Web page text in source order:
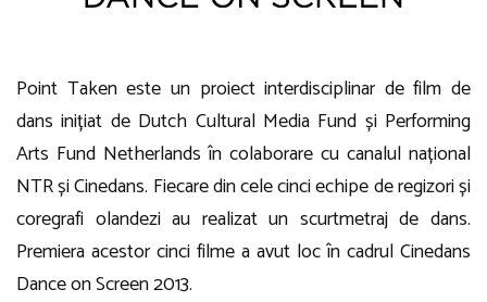
Point Taken este un proiect interdisciplinar de film de
dans inițiat de Dutch Cultural Media Fund și Performing
Arts Fund Netherlands în colaborare cu canalul național
NTR și Cinedans. Fiecare din cele cinci echipe de regizori și
coregrafi olandezi au realizat un scurtmetraj de dans.
Premiera acestor cinci filme a avut loc în cadrul Cinedans
Dance on Screen 2013.